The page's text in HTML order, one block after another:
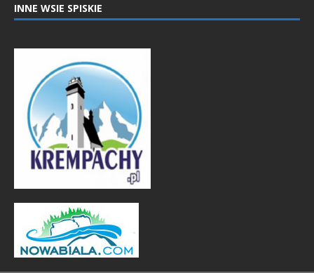
INNE WSIE SPISKIE